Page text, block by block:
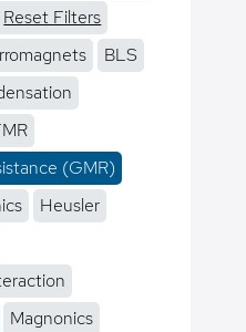
Reset Filters
BLS
(GMR)
Heusler
Magnonics